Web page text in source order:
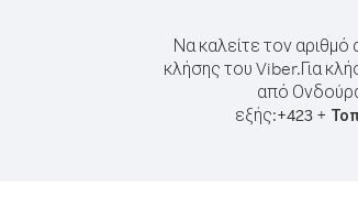
Να καλείτε τον
κλήσης του Viber.Για
από
εξής:+423 +